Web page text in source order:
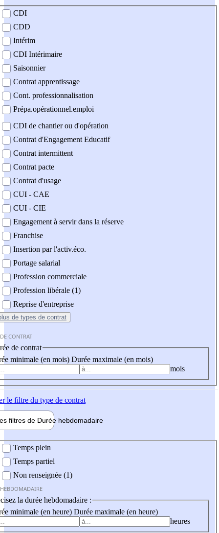
contrat
CDI
CDD
Intérim
CDI Intérimaire
Saisonnier
Contrat apprentissage
Cont. professionnalisation
Prépa.opérationnel.emploi
CDI de chantier ou d'opération
Contrat d'Engagement Educatif
Contrat intermittent
Contrat pacte
Contrat d'usage
CUI - CAE
CUI - CIE
Engagement à servir dans la réserve
Franchise
Insertion par l'activ.éco.
Portage salarial
Profession commerciale
Profession libérale (1)
Reprise d'entreprise
de types de contrat
CONTRAT
de contrat
minimale (en mois) Durée maximale (en mois)
mois
le filtre du type de contrat
filtres de Durée hebdomadaire
Temps plein
Temps partiel
Non renseignée (1)
la durée hebdomadaire :
minimale (en heure) Durée maximale (en heure)
heures